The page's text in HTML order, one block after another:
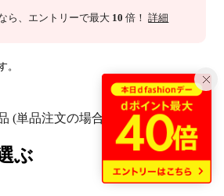
ら 、エントリーで最大 10 倍！詳細
。
(単品注文の場合)
ぶ